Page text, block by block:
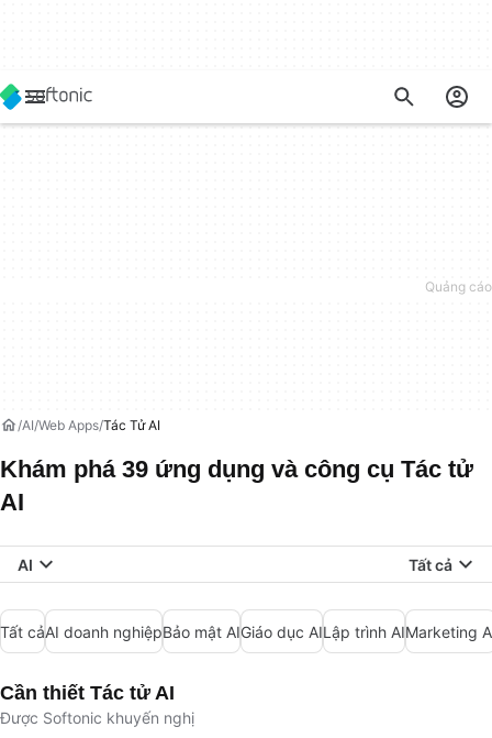
AI Web Apps Tác Tử AI
Khám phá 39 ứng dụng và công cụ Tác tử
AI
AI Tất cả
Tất cảAI doanh nghiệpBảo mật AIGiáo dục AILập trình AIMarketing
Cần thiết Tác tử AI
Được Softonic khuyến nghị